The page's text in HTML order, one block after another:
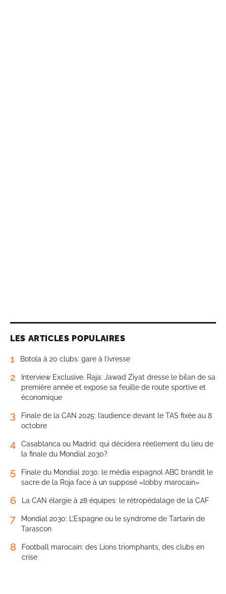
LES ARTICLES POPULAIRES
1 Botola à 20 clubs: gare à l’ivresse
2
Interview Exclusive. Raja: Jawad Ziyat dresse le bilan de sa
première année et expose sa feuille de route sportive et
économique
3
Finale de la CAN 2025: l’audience devant le TAS fixée au 8
octobre
4
Casablanca ou Madrid: qui décidera réellement du lieu de
la finale du Mondial 2030?
5
Finale du Mondial 2030: le média espagnol ABC brandit le
sacre de la Roja face à un supposé «lobby marocain»
6 La CAN élargie à 28 équipes: le rétropédalage de la CAF
7
Mondial 2030: L’Espagne ou le syndrome de Tartarin de
Tarascon
8
Football marocain: des Lions triomphants, des clubs en
crise